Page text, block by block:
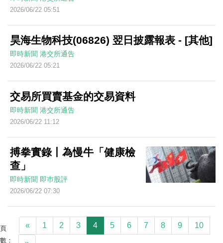
2026/06/22 05:51
昊海生物科技(06826) 翌日披露報表 - [其他]
即時新聞 港交所通告
2026/06/22 05:21
交易所買賣基金的交易資料
即時新聞 港交所通告
2026/06/22 11:12
搏拳實錄丨為慢牛「健康檢
查」
即時新聞 即巿股評
2026/06/22 07:30
頁
數：
« 1 2 3 4 5 6 7 8 9 10